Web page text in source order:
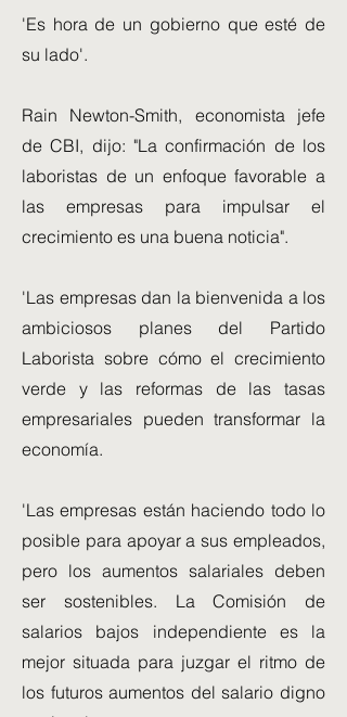
'Es hora de un gobierno que esté de
su lado'.
Rain Newton-Smith, economista jefe
de CBI, dijo: "La confirmación de los
laboristas de un enfoque favorable a
las empresas para impulsar el
crecimiento es una buena noticia".
'Las empresas dan la bienvenida a los
ambiciosos planes del Partido
Laborista sobre cómo el crecimiento
verde y las reformas de las tasas
empresariales pueden transformar la
economía.
'Las empresas están haciendo todo lo
posible para apoyar a sus empleados,
pero los aumentos salariales deben
ser sostenibles. La Comisión de
salarios bajos independiente es la
mejor situada para juzgar el ritmo de
los futuros aumentos del salario digno